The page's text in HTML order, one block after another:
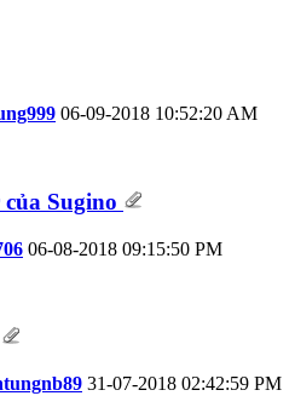
06-09-2018 10:52:20 AM
của Sugino
06-08-2018 09:15:50 PM
31-07-2018 02:42:59 PM